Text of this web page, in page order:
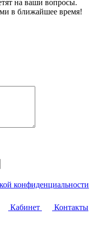
на ваши вопросы.
в ближайшее время!
конфиденциальности
Кабинет
Контакты